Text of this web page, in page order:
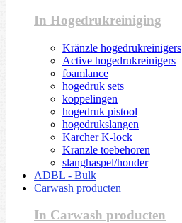
In Hogedrukreiniging
Kränzle hogedrukreinigers
Active hogedrukreinigers
foamlance
hogedruk sets
koppelingen
hogedruk pistool
hogedrukslangen
Karcher K-lock
Kranzle toebehoren
slanghaspel/houder
ADBL - Bulk
Carwash producten
In Carwash producten